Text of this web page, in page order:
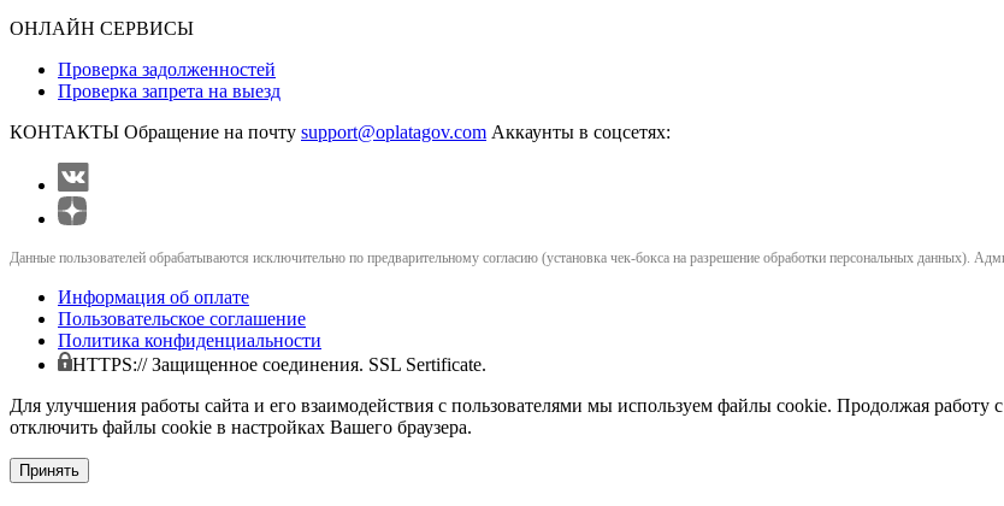
ОНЛАЙН СЕРВИСЫ
Проверка задолженностей
Проверка запрета на выезд
КОНТАКТЫ Обращение на почту support@oplatagov.com Аккаунты в соцсетях:
Данные пользователей обрабатываются исключительно по предварительному согласию (установка чек-бокса на разрешение обработки персональных данных).
Информация об оплате
Пользовательское соглашение
Политика конфиденциальности
HTTPS:// Защищенное соединения. SSL Sertificate.
Для улучшения работы сайта и его взаимодействия с пользователями мы используем файлы cookie. Продолжая
отключить файлы cookie в настройках Вашего браузера.
Принять